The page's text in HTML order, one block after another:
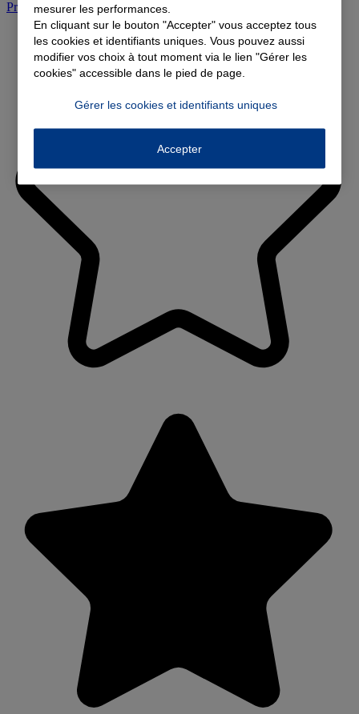
Prendre rendez-vous à l'agence
mesurer les performances.
En cliquant sur le bouton "Accepter" vous acceptez tous
les cookies et identifiants uniques. Vous pouvez aussi
modifier vos choix à tout moment via le lien "Gérer les
cookies" accessible dans le pied de page.
Gérer les cookies et identifiants uniques
Accepter